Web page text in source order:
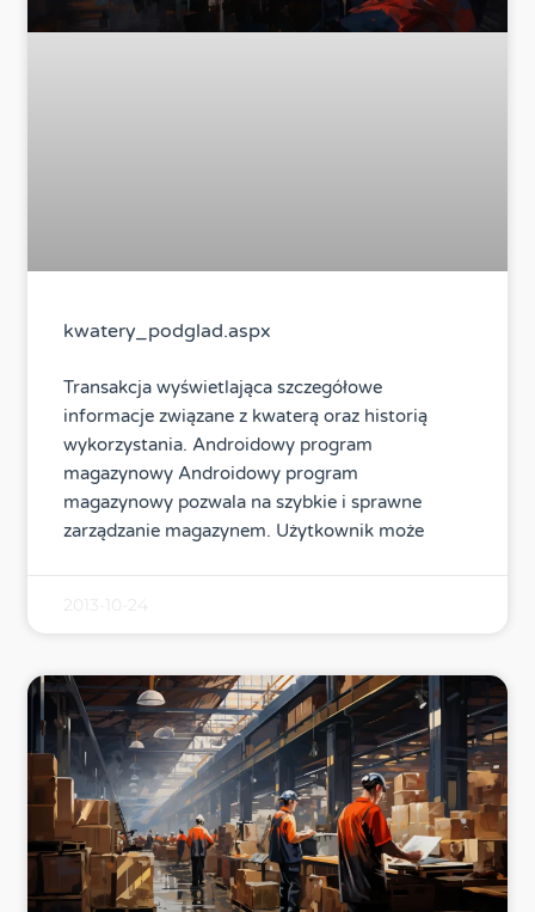
kwatery_podglad.aspx
Transakcja wyświetlająca szczegółowe
informacje związane z kwaterą oraz historią
wykorzystania. Androidowy program
magazynowy Androidowy program
magazynowy pozwala na szybkie i sprawne
zarządzanie magazynem. Użytkownik może